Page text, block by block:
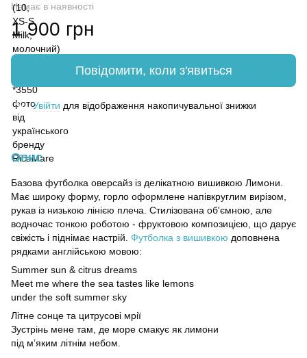
Немає в наявності
1 900 грн
Повідомити, коли з'явиться
% Увійти для відображення накопичувальної знижки
Опис
Базова футболка оверсайз із делікатною вишивкою Лимони.
Має широку форму, горло оформлене напівкруглим вирізом,
рукав із низькою лінією плеча. Стилізована об'ємною, але
водночас тонкою роботою - фруктовою композицією, що дарує
свіжість і піднімає настрій. Футболка з вишивкою доповнена
рядками англійською мовою:
Summer sun & citrus dreams
Meet me where the sea tastes like lemons
under the soft summer sky
Літне сонце та цитрусові мрії
Зустрінь мене там, де море смакує як лимони
під м’яким літнім небом.